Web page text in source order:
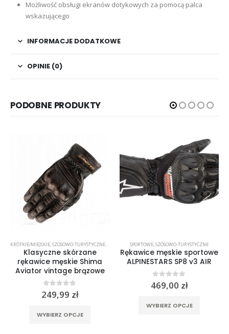
Możliwość obsługi ekranów dotykowych za pomocą palca
wskazującego
INFORMACJE DODATKOWE
OPINIE (0)
PODOBNE PRODUKTY
KRÓTKIE/MIEJSKIE,SZOSOWO-TURYSTYCZNE,WYPRZEDAŻ %%
Klasyczne skórzane
rękawice męskie Shima
Aviator vintage brązowe
0 out of 5
249,99 zł
WYBIERZ OPCJE
SPORTOWE,SZOSOWO-TURYSTYCZNE
Rękawice męskie sportowe
ALPINESTARS SP8 v3 AIR
0out of 5
469,00 zł
WYBIERZ OPCJE